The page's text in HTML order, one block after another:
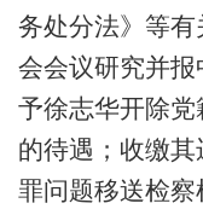
务处分法》等
会会议研究并
予徐志华开除
的待遇；收缴
罪问题移送检